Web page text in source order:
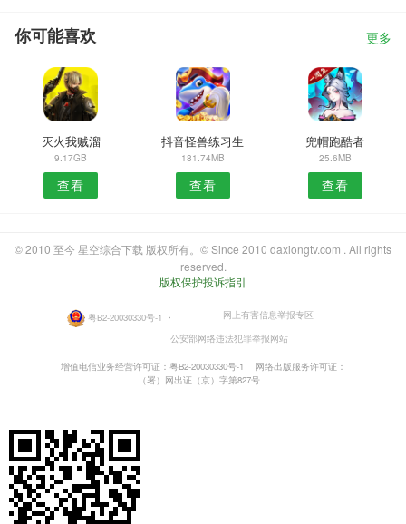
你可能喜欢 更多
灭火我贼溜
9.17GB
查看
抖音怪兽练习生
181.74MB
查看
兜帽跑酷者
25.6MB
查看
© 2010 至今 星空综合下载 版权所有。© Since 2010 daxiongtv.com . All rights
reserved.
版权保护投诉指引
粤B2-20030330号-1 ・
网上有害信息举报专区
公安部网络违法犯罪举报网站
增值电信业务经营许可证：粤B2-20030330号-1
网络出版服务许可证：
（署）网出证（京）字第827号